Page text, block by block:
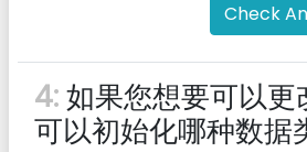
Check
4:如果您想要可以
可以初始化哪种数据